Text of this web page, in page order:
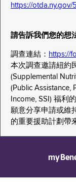
https://otda.ny.gov/
請告訴我們您的想
調查連結： https://
本次調查邀請紐約
(Supplemental
(Public Assistance,
Income, SSI) 福利
願意分享申請或維
的重要援助計劃帶